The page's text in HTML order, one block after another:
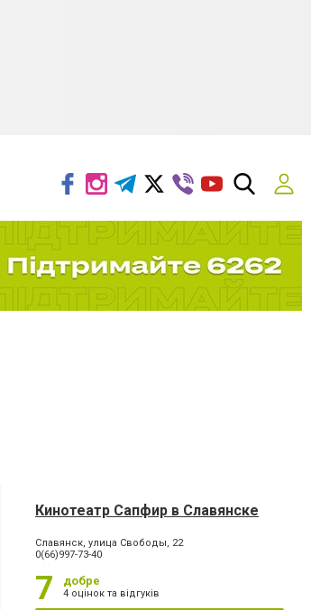
Кинотеатр Сапфир в Славянске
Славянск, улица Свободы, 22
0(66)997-73-40
7 добре
4 оцінок та відгуків